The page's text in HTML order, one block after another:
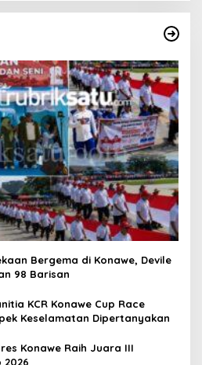
Bergema di Konawe, Devile
98 Barisan
KCR Konawe Cup Race
Keselamatan Dipertanyakan
Konawe Raih Juara III
2026